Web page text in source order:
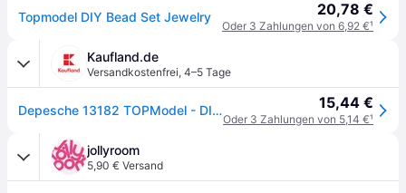
Topmodel DIY Bead Set Jewelry 20,78 €
Oder 3 Zahlungen von 6,92 €¹
Kaufland.de
Versandkostenfrei, 4–5 Tage
Depesche 13182 TOPModel - DIY Perlen Set, 20 verschiedene Perlen Arten, zum kreativen Gestalten von Armbändern und Ketten 15,44 €
Oder 3 Zahlungen von 5,14 €¹
jollyroom
5,90 € Versand